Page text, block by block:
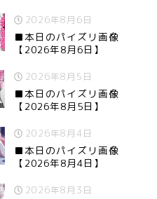
2026年8月6日
■本日のパイズリ画像
【2026年8月6日】
2026年8月5日
■本日のパイズリ画像
【2026年8月5日】
2026年8月4日
■本日のパイズリ画像
【2026年8月4日】
2026年8月3日